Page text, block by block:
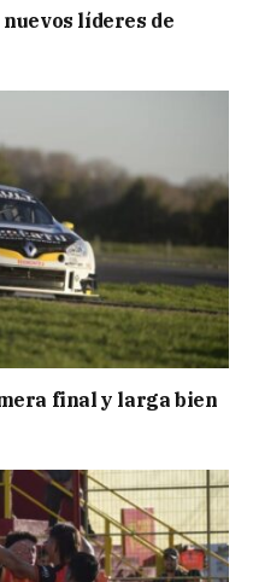
líderes de
final y larga bien